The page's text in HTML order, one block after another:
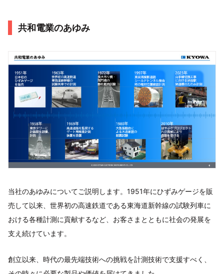
共和電業のあゆみ
当社のあゆみについてご説明します。1951年にひずみゲージを販
売して以来、世界初の高速鉄道である東海道新幹線の試験列車に
おける各種計測に貢献するなど、お客さまとともに社会の発展を
支え続けています。
創立以来、時代の最先端技術への挑戦を計測技術で支援すべく、